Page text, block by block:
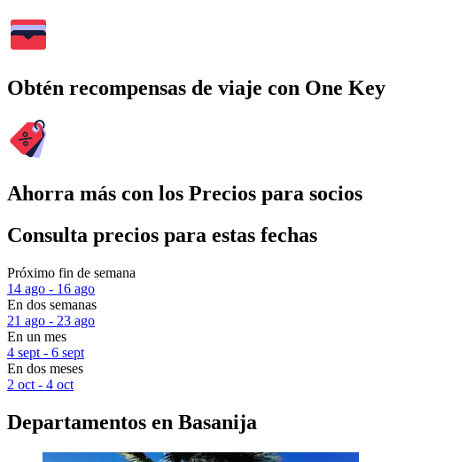
Obtén recompensas de viaje con One Key
Ahorra más con los Precios para socios
Consulta precios para estas fechas
Próximo fin de semana
14 ago - 16 ago
En dos semanas
21 ago - 23 ago
En un mes
4 sept - 6 sept
En dos meses
2 oct - 4 oct
Departamentos en Basanija